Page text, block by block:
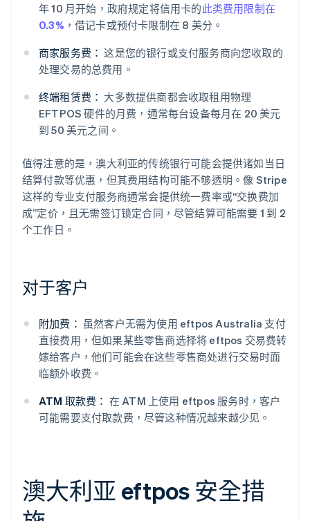
年 10 月开始，政府规定将信用卡的 此类费用限制在
0.3% ，借记卡或预付卡限制在 8 美分。
商家服务费： 这是您的银行或支付服务商向您收取的
处理交易的总费用。
终端租赁费： 大多数提供商都会收取租用物理
EFTPOS 硬件的月费，通常每台设备每月在 20 美元
到 50 美元之间。
值得注意的是，澳大利亚的传统银行可能会提供诸如当日
结算付款等优惠，但其费用结构可能不够透明。像 Stripe
这样的专业支付服务商通常会提供统一费率或“交换费加
成”定价，且无需签订锁定合同，尽管结算可能需要 1 到 2
个工作日。
对于客户
附加费： 虽然客户无需为使用 eftpos Australia 支付
直接费用，但如果某些零售商选择将 eftpos 交易费转
嫁给客户，他们可能会在这些零售商处进行交易时面
临额外收费。
ATM 取款费： 在 ATM 上使用 eftpos 服务时，客户
可能需要支付取款费，尽管这种情况越来越少见。
澳大利亚 eftpos 安全措